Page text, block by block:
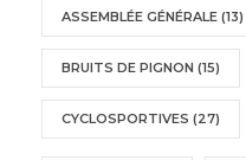
ASSEMBLÉE GÉNÉRALE (13)
BRUITS DE PIGNON (15)
CYCLOSPORTIVES (27)